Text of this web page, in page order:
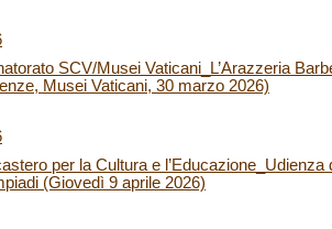
SCV/Musei Vaticani_L’Arazzeria
Musei Vaticani, 30 marzo 2026)
per la Cultura e
(Giovedì 9 aprile 2026)